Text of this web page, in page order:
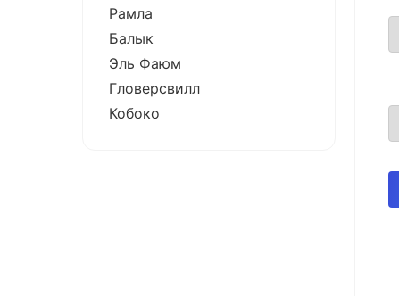
Рамла
Балык
Эль Фаюм
Гловерсвилл
Кобоко